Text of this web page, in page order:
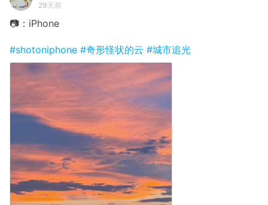
29天前
📷：iPhone
#shotoniphone #奇形怪状的云 #城市追光